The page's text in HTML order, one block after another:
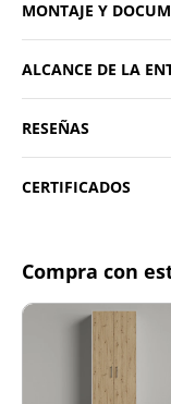
MONTAJE Y
ALCANCE DE LA
RESEÑAS
CERTIFICADOS
Compra con